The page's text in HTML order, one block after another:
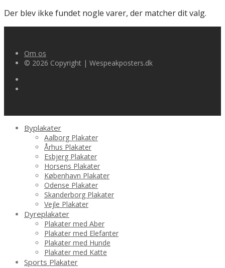
Der blev ikke fundet nogle varer, der matcher dit valg.
Om os
© 2026 Copyright | Wespeakposters.dk
Byplakater
Aalborg Plakater
Århus Plakater
Esbjerg Plakater
Horsens Plakater
København Plakater
Odense Plakater
Skanderborg Plakater
Vejle Plakater
Dyreplakater
Plakater med Aber
Plakater med Elefanter
Plakater med Hunde
Plakater med Katte
Sports Plakater